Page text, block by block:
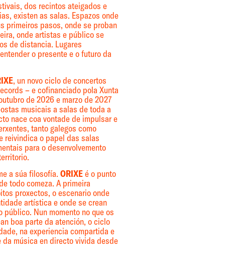
dos recintos ateigados e
existen as salas. Espazos onde
primeiros pasos, onde se proban
onde artistas e público se
de distancia. Lugares
o presente e o futuro da
, un novo ciclo de concertos
– e cofinanciado pola Xunta
de 2026 e marzo de 2027
musicais a salas de toda a
nace coa vontade de impulsar e
tanto galegos como
reivindica o papel das salas
para o desenvolvemento
a súa filosofía. ORIXEé o punto
todo comeza. A primeira
proxectos, o escenario onde
artística e onde se crean
Nun momento no que os
boa parte da atención, o ciclo
na experiencia compartida e
música en directo vivida desde